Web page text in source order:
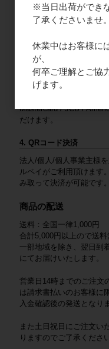
2. ご請求書払い
商品と一緒にご請求書を
となります。
3. クレジットカード
Mastercard / JCB /
だけます。
4. QRコード決済
法人/個人/個人事業主様
ルペイがご利用頂けます
み取って決済が可能です。
商品の配送
送料：全国一律1,000円
合計5,000円以上ので送
一部地域を除き、翌日到
にてお届けいたします。
営業日14時までのご注文
は請求書払いのお客様に
入金確認後の発送となり
また土日祝日にご注文い
りますのでご了承ください
※当日出荷ができ
了承くださいませ。
休業中はお客様に
が、
何卒ご理解とご協
げます。